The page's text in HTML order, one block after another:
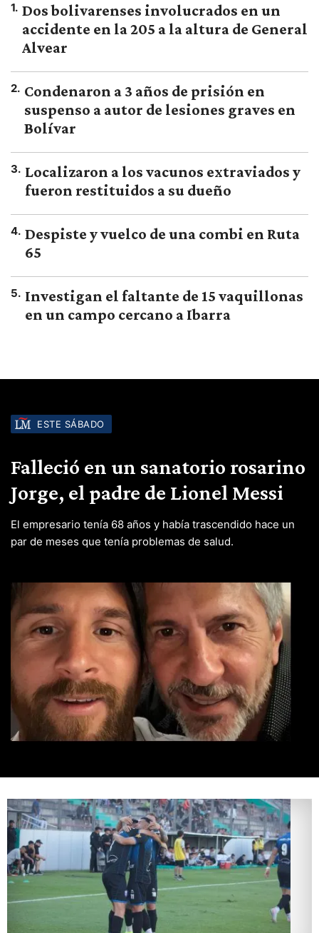
1. Dos bolivarenses involucrados en un
accidente en la 205 a la altura de General
Alvear
2. Condenaron a 3 años de prisión en
suspenso a autor de lesiones graves en
Bolívar
3. Localizaron a los vacunos extraviados y
fueron restituidos a su dueño
4. Despiste y vuelco de una combi en Ruta
65
5. Investigan el faltante de 15 vaquillonas
en un campo cercano a Ibarra
ESTE SÁBADO
Falleció en un sanatorio rosarino
Jorge, el padre de Lionel Messi
El empresario tenía 68 años y había trascendido hace un
par de meses que tenía problemas de salud.